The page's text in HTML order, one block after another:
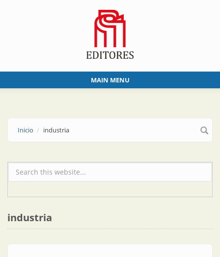
MAIN MENU
Inicio industria
Formulario de búsqueda
industria